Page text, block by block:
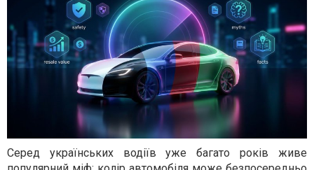
Серед українських водіїв уже багато років живе